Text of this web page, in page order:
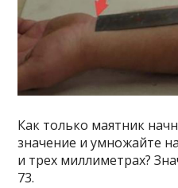
Как только маятник
значение и умножайте
и трех миллиметрах?
73.